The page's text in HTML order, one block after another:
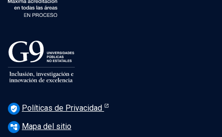
verified_user Políticas de Privacidad
account_tree Mapa del sitio